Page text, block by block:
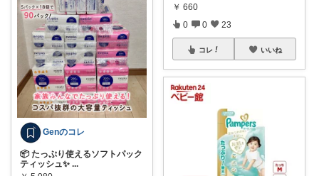
Genのコレ
📦 たっぷり使えるソフトパック
ティッシュ✨ ...
￥ 660
0 0 23
コレ いいね